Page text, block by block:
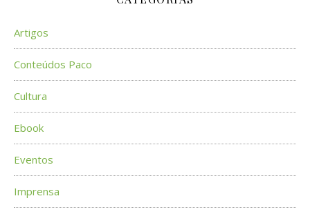
Artigos
Conteúdos Paco
Cultura
Ebook
Eventos
Imprensa